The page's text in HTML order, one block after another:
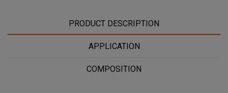
PRODUCT DESCRIPTION
APPLICATION
COMPOSITION